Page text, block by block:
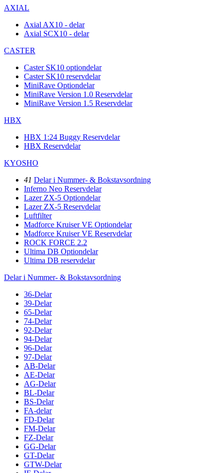
AXIAL
Axial AX10 - delar
Axial SCX10 - delar
CASTER
Caster SK10 optiondelar
Caster SK10 reservdelar
MiniRave Optiondelar
MiniRave Version 1.0 Reservdelar
MiniRave Version 1.5 Reservdelar
HBX
HBX 1:24 Buggy Reservdelar
HBX Reservdelar
KYOSHO
41 Delar i Nummer- & Bokstavsordning
Inferno Neo Reservdelar
Lazer ZX-5 Optiondelar
Lazer ZX-5 Reservdelar
Luftfilter
Madforce Kruiser VE Optiondelar
Madforce Kruiser VE Reservdelar
ROCK FORCE 2.2
Ultima DB Optiondelar
Ultima DB reservdelar
Delar i Nummer- & Bokstavsordning
36-Delar
39-Delar
65-Delar
74-Delar
92-Delar
94-Delar
96-Delar
97-Delar
AB-Delar
AE-Delar
AG-Delar
BL-Delar
BS-Delar
FA-delar
FD-Delar
FM-Delar
FZ-Delar
GG-Delar
GT-Delar
GTW-Delar